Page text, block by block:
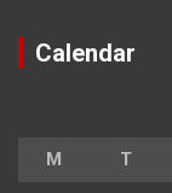
Calendar
M T